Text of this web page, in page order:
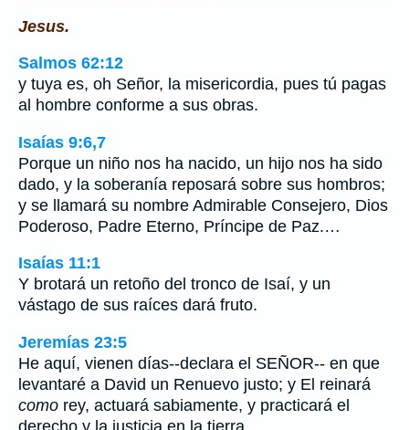
Jesus.
Salmos 62:12
y tuya es, oh Señor, la misericordia, pues tú pagas
al hombre conforme a sus obras.
Isaías 9:6,7
Porque un niño nos ha nacido, un hijo nos ha sido
dado, y la soberanía reposará sobre sus hombros;
y se llamará su nombre Admirable Consejero, Dios
Poderoso, Padre Eterno, Príncipe de Paz.…
Isaías 11:1
Y brotará un retoño del tronco de Isaí, y un
vástago de sus raíces dará fruto.
Jeremías 23:5
He aquí, vienen días--declara el SEÑOR-- en que
levantaré a David un Renuevo justo; y El reinará
como rey, actuará sabiamente, y practicará el
derecho y la justicia en la tierra.